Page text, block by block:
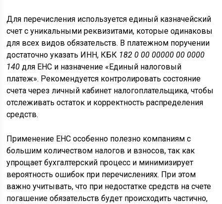
Для перечисления используется единый казначейский
счет с уникальными реквизитами, которые одинаковы
для всех видов обязательств. В платежном поручении
достаточно указать ИНН, КБК 182 0 00 00000 00 0000
140 для ЕНС и назначение «Единый налоговый
платеж». Рекомендуется контролировать состояние
счета через личный кабинет налогоплательщика, чтобы
отслеживать остаток и корректность распределения
средств.
Применение ЕНС особенно полезно компаниям с
большим количеством налогов и взносов, так как
упрощает бухгалтерский процесс и минимизирует
вероятность ошибок при перечислениях. При этом
важно учитывать, что при недостатке средств на счете
погашение обязательств будет происходить частично,